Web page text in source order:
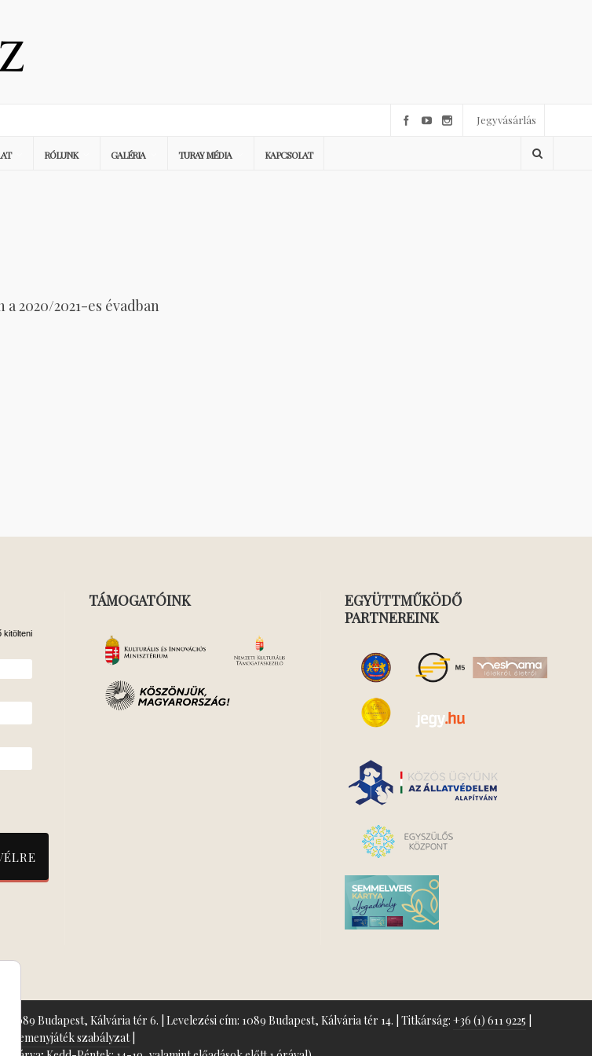
Jegyvásárlás
RÓLUNK GALÉRIA TURAY MÉDIA KAPCSOLAT
2020/2021-es évadban
kitölteni
TÁMOGATÓINK
EGYÜTTMŰKÖDŐ
PARTNEREINK
Budapest, Kálvária tér 6. | Levelezési cím: 1089 Budapest, Kálvária tér 14. | Titkárság: +36 (1) 611 9225
szabályzat|